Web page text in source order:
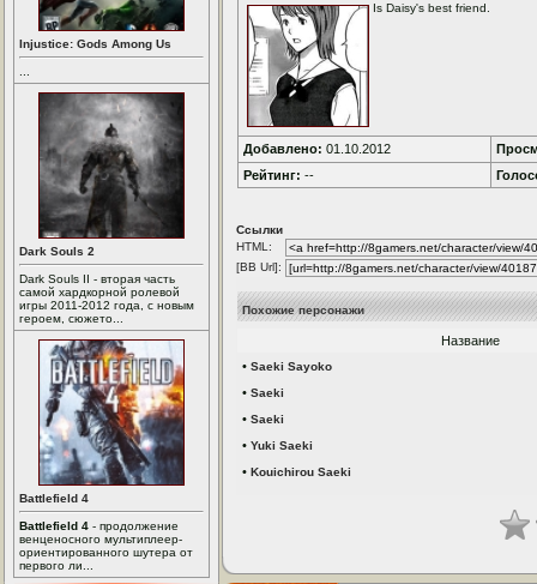
Injustice: Gods Among Us
Dark Souls 2
Dark Souls II - вторая часть
самой хардкорной ролевой
игры 2011-2012 года, с новым
героем, сюжето...
Battlefield 4
Battlefield 4 - продолжение
венценосного мультиплеер-
ориентированного шутера от
первого ли...
Is Daisy's best friend.
Добавлено: 01.10.2012
Рейтинг: --
Ссылки
HTML:
[BB Url]:
Похожие персонажи
Название
• Saeki Sayoko
• Saeki
• Saeki
• Yuki Saeki
• Kouichirou Saeki